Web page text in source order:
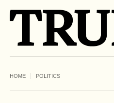
HOME POLITICS